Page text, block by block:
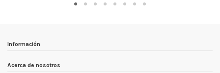
Información
Acerca de nosotros